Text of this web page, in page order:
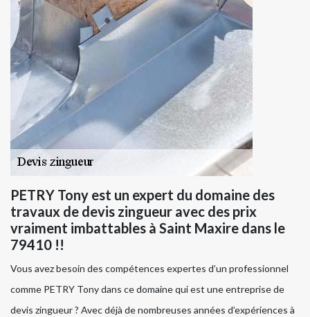
PETRY Tony est un expert du domaine des
travaux de devis zingueur avec des prix
vraiment imbattables à Saint Maxire dans le
79410 !!
Vous avez besoin des compétences expertes d’un professionnel
comme PETRY Tony dans ce domaine qui est une entreprise de
devis zingueur ? Avec déjà de nombreuses années d’expériences à